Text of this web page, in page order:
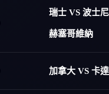
瑞士 VS 波士
赫塞哥維納
加拿大 VS 卡達